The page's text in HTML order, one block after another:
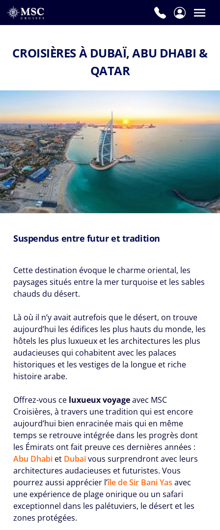
CROISIÈRES À DUBAÏ, ABU DHABI &
QATAR
Suspendus entre futur et tradition
Cette destination évoque le charme oriental, les
paysages situés entre la mer turquoise et les sables
chauds du désert.
Là où il n’y avait autrefois que le désert, on trouve
aujourd’hui les édifices les plus hauts du monde, les
hôtels les plus luxueux et les architectures les plus
audacieuses qui cohabitent avec les palaces
historiques et les vestiges de la longue et riche
histoire arabe.
Offrez-vous ce luxueux voyageavec MSC
Croisières, à travers une tradition qui est encore
aujourd’hui bien enracinée mais qui en même
temps se retrouve intégrée dans les progrès dont
les Émirats ont fait preuve ces dernières années :
Abu Dhabi et Dubaïvous surprendront avec leurs
architectures audacieuses et futuristes. Vous
pourrez aussi apprécier l’île de Sir Bani Yas avec
une expérience de plage onirique ou un safari
exceptionnel dans les palétuviers, le désert et les
zones protégées.